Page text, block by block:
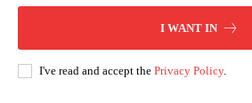
I WANT IN
I've read and accept the Privacy Policy.